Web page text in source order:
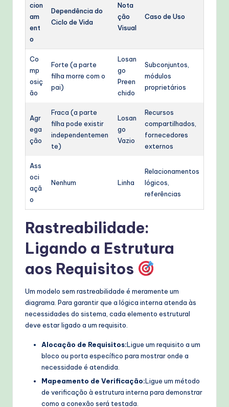
cion
am
ent
o
Dependência do
Ciclo de Vida
Nota
ção
Visual
Caso de Uso
Co
mp
osiç
ão
Forte (a parte
filha morre com o
pai)
Losan
go
Preen
chido
Subconjuntos,
módulos
proprietários
Agr
ega
ção
Fraca (a parte
filha pode existir
independentemen
te)
Losan
go
Vazio
Recursos
compartilhados,
fornecedores
externos
Ass
oci
açã
o
Nenhum Linha
Relacionamentos
lógicos,
referências
Rastreabilidade:
Ligando a Estrutura
aos Requisitos
Um modelo sem rastreabilidade é meramente um
diagrama. Para garantir que a lógica interna atenda às
necessidades do sistema, cada elemento estrutural
deve estar ligado a um requisito.
Alocação de Requisitos:Ligue um requisito a um
bloco ou porta específico para mostrar onde a
necessidade é atendida.
Mapeamento de Verificação:Ligue um método
de verificação à estrutura interna para demonstrar
como a conexão será testada.